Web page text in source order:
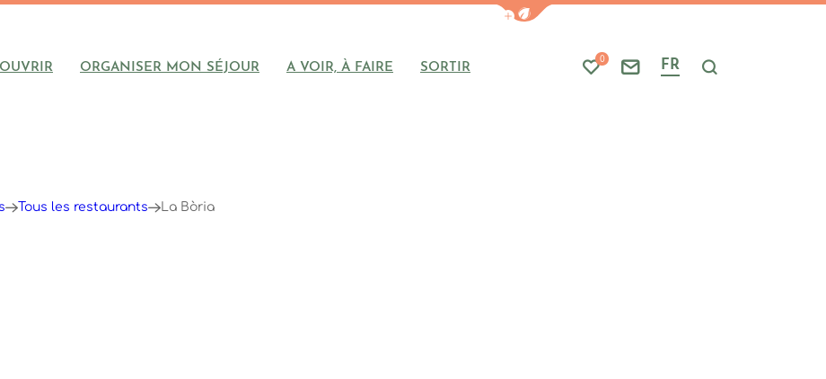
Afficher la barre de navigation du
ORGANISER MON SÉJOUR A VOIR, À FAIRE SORTIR Mes favoris
0
Nous contacter
FR Je recherche
Tous les restaurants La Bòria